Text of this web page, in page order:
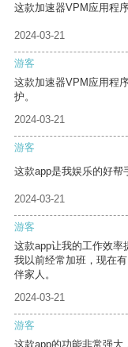
这款加速器VPM应用程
2024-03-21
游客
这款加速器VPM应用程
护。
2024-03-21
游客
这款app是我娱乐的好帮
2024-03-21
游客
这款app让我的工作效率
我以前经常加班，现在
伴家人。
2024-03-21
游客
这款app的功能非常强大